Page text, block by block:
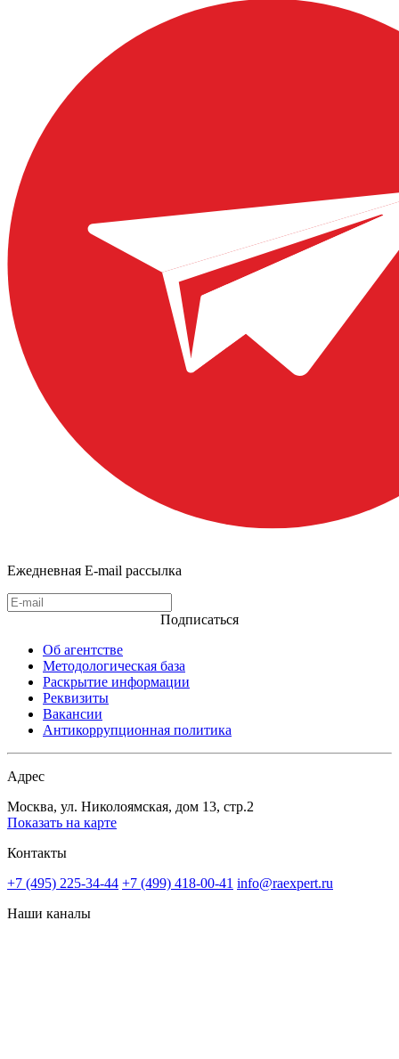
Ежедневная E-mail рассылка
Подписаться
Об агентстве
Методологическая база
Раскрытие информации
Реквизиты
Вакансии
Антикоррупционная политика
Адрес
Москва, ул. Николоямская, дом 13, стр.2
Показать на карте
Контакты
+7 (495) 225-34-44 +7 (499) 418-00-41 info@raexpert.ru
Наши каналы